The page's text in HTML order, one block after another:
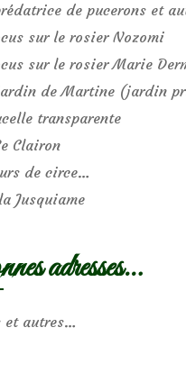
de pucerons et
sur le rosier Nozomi
sur le rosier Marie
de Martine (jardin
transparente
Clairon
de circe…
Jusquiame
adresses…
et autres…